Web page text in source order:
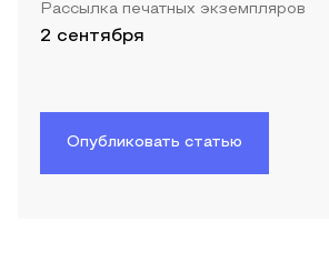
Рассылка печатных экземпляров
2 сентября
Опубликовать статью